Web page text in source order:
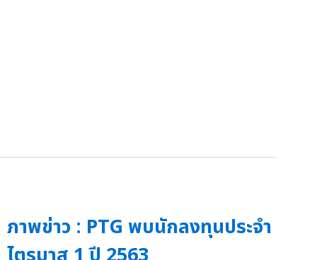
ภาพข่าว : PTG พบนักลงทุนประจำ